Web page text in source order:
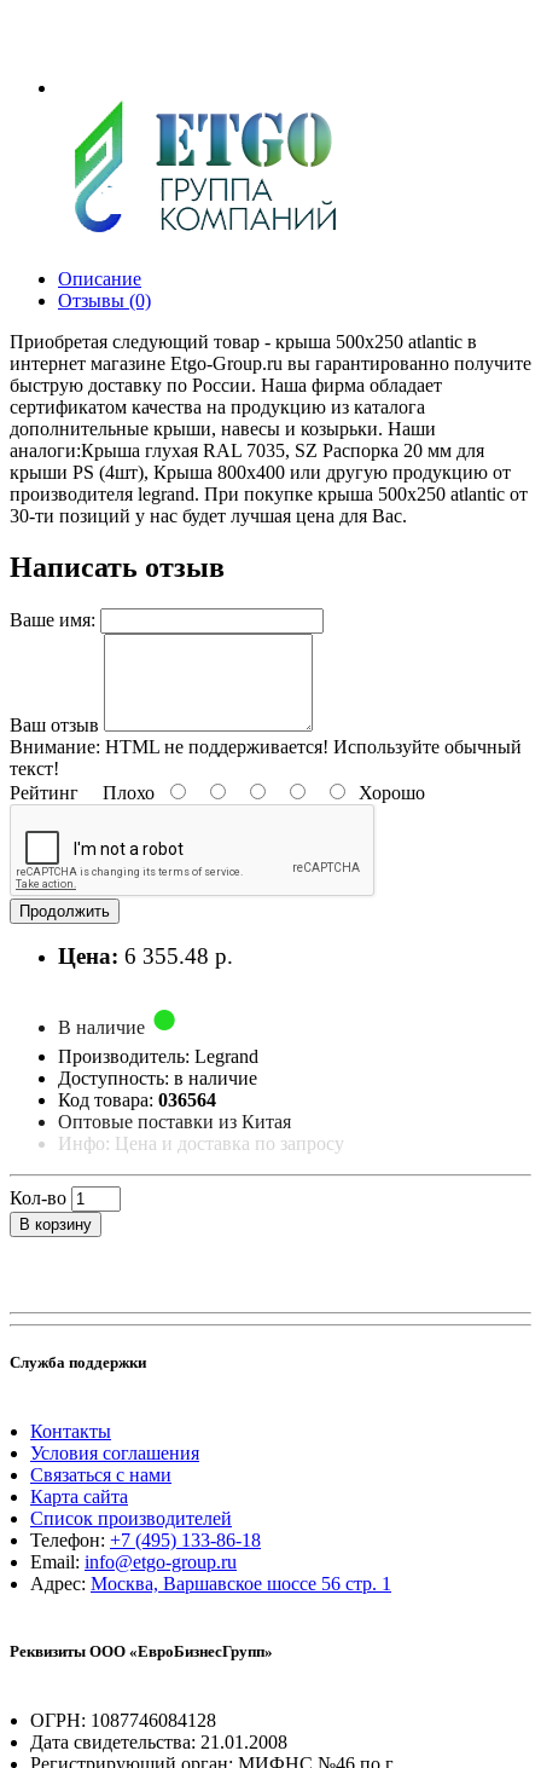
Описание
Отзывы (0)
Приобретая следующий товар - крыша 500х250 atlantic в
интернет магазине Etgo-Group.ru вы гарантированно получите
быструю доставку по России. Наша фирма обладает
сертификатом качества на продукцию из каталога
дополнительные крыши, навесы и козырьки. Наши
аналоги:Крыша глухая RAL 7035, SZ Распорка 20 мм для
крыши PS (4шт), Крыша 800х400 или другую продукцию от
производителя legrand. При покупке крыша 500х250 atlantic от
30-ти позиций у нас будет лучшая цена для Вас.
Написать отзыв
Ваше имя:
Ваш отзыв
Внимание: HTML не поддерживается! Используйте обычный
текст!
Рейтинг Плохо Хорошо
Продолжить
Цена: 6 355.48 р.
В наличие
Производитель: Legrand
Доступность: в наличие
Код товара: 036564
Оптовые поставки из Китая
Инфо: Цена и доставка по запросу
Кол-во
В корзину
Служба поддержки
Контакты
Условия соглашения
Связаться с нами
Карта сайта
Список производителей
Телефон: +7 (495) 133-86-18
Email: info@etgo-group.ru
Адрес: Москва, Варшавское шоссе 56 стр. 1
Реквизиты ООО «ЕвроБизнесГрупп»
ОГРН: 1087746084128
Дата свидетельства: 21.01.2008